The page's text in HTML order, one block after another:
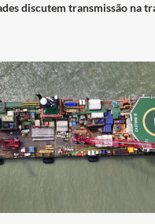
discutem transmissão na